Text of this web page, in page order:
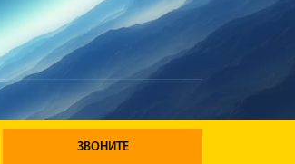
ЗВОНИТЕ